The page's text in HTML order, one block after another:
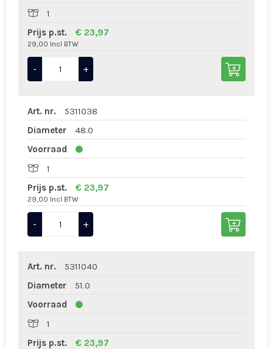
1
Prijs p.st.
€ 23,97
29,00 Incl BTW
- +
Art. nr.
5311038
Diameter
48.0
Voorraad
1
Prijs p.st.
€ 23,97
29,00 Incl BTW
- +
Art. nr.
5311040
Diameter
51.0
Voorraad
1
Prijs p.st.
€ 23,97